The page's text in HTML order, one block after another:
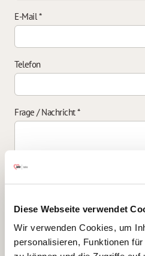
Diese Webseite verwendet
Wir verwenden Cookies, um
personalisieren, Funktionen
E-Mail*
Telefon
Frage / Nachricht*
Ich bin damit einverstanden, dass
ausschließlich zum Zweck der
verarbeitet, auf IT- Systemen der